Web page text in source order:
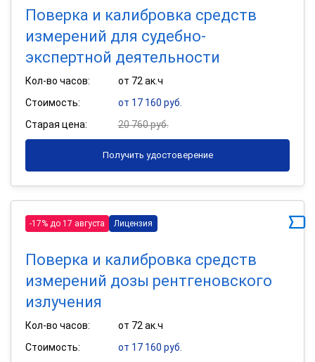
Поверка и калибровка средств
измерений для судебно-
экспертной деятельности
Кол-во часов:
от 72 ак.ч
Стоимость:
от 17 160 руб.
Старая цена:
20 760 руб.
Получить удостоверение
-17% до 17 августа Лицензия
Поверка и калибровка средств
измерений дозы рентгеновского
излучения
Кол-во часов:
от 72 ак.ч
Стоимость:
от 17 160 руб.